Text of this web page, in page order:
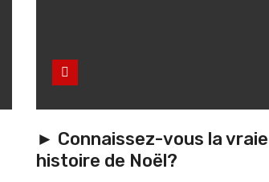
► Connaissez-vous la vraie
histoire de Noël?